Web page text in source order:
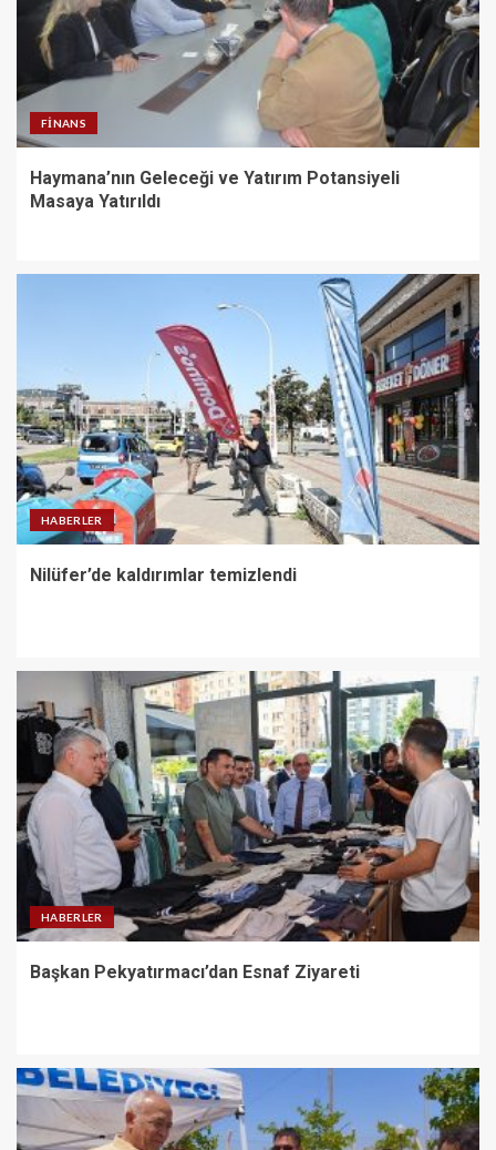
FINANS
Haymana’nın Geleceği ve Yatırım Potansiyeli
Masaya Yatırıldı
HABERLER
Nilüfer’de kaldırımlar temizlendi
HABERLER
Başkan Pekyatırmacı’dan Esnaf Ziyareti